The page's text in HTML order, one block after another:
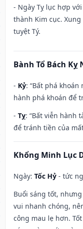
- Ngày Tỵ lục hợp
thành Kim cục.
tuyệt Tý.
Bành Tổ Bách Kỵ
- Kỷ: “Bất phá
hành phá khoán để
- Tỵ: “Bất viễn hành
để tránh tiền của
Khổng Minh Lục
Ngày: Tốc Hỷ - tức
Buổi sáng tốt,
vui nhanh chóng,
công mau lẹ hơn.